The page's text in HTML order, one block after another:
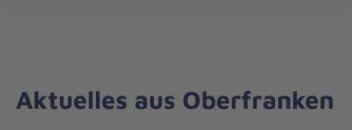
Aktuelles aus Oberfranken